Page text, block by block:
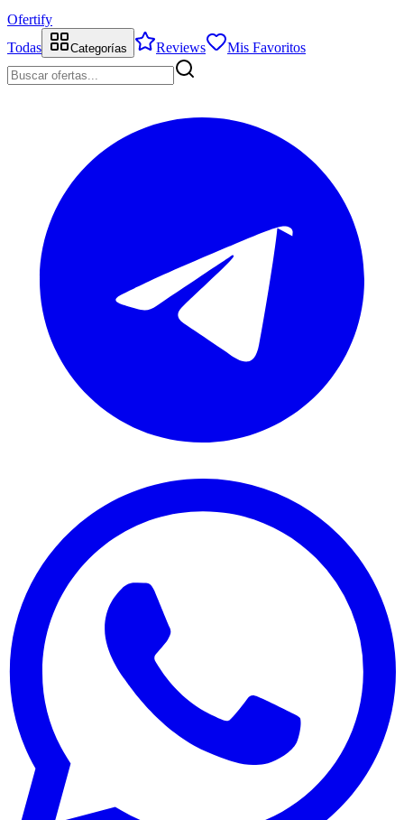
Ofertify
Todas
Categorías Reviews Mis Favoritos